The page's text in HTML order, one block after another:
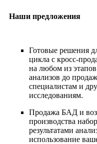
Наши предложения
Готовые решения
цикла с кросс-
на любом из
анализов до
специалистам и
исследованиям.
Продажа БАД и
производства
результатами
использование